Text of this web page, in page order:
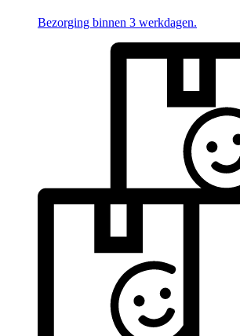
Bezorging binnen 3 werkdagen.